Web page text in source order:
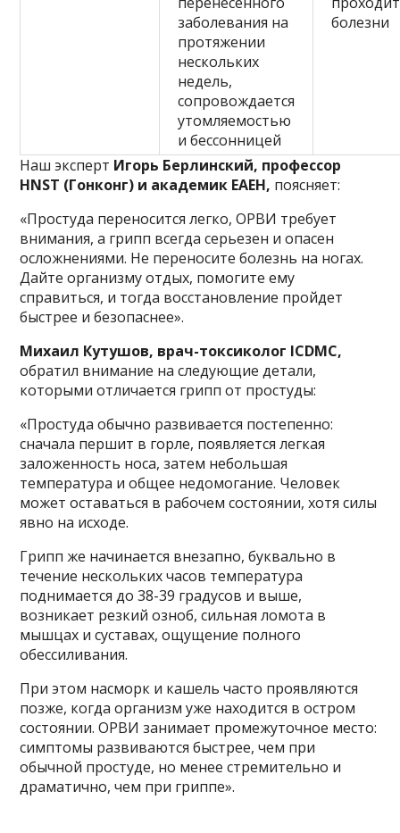
заболевания на
протяжении
нескольких
недель,
сопровождается
утомляемостью
и бессонницей
болезни
Наш эксперт Игорь Берлинский, профессор
HNST (Гонконг) и академик ЕАЕН, поясняет:
«Простуда переносится легко, ОРВИ требует
внимания, а грипп всегда серьезен и опасен
осложнениями. Не переносите болезнь на ногах.
Дайте организму отдых, помогите ему
справиться, и тогда восстановление пройдет
быстрее и безопаснее».
Михаил Кутушов, врач-токсиколог ICDMC,
обратил внимание на следующие детали,
которыми отличается грипп от простуды:
«Простуда обычно развивается постепенно:
сначала першит в горле, появляется легкая
заложенность носа, затем небольшая
температура и общее недомогание. Человек
может оставаться в рабочем состоянии, хотя силы
явно на исходе.
Грипп же начинается внезапно, буквально в
течение нескольких часов температура
поднимается до 38-39 градусов и выше,
возникает резкий озноб, сильная ломота в
мышцах и суставах, ощущение полного
обессиливания.
При этом насморк и кашель часто проявляются
позже, когда организм уже находится в остром
состоянии. ОРВИ занимает промежуточное место:
симптомы развиваются быстрее, чем при
обычной простуде, но менее стремительно и
драматично, чем при гриппе».